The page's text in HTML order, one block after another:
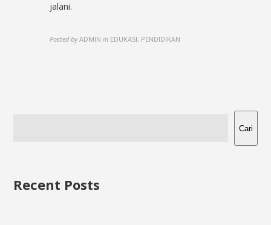
jalani.
Posted by ADMIN in EDUKASI, PENDIDIKAN
Cari
Recent Posts